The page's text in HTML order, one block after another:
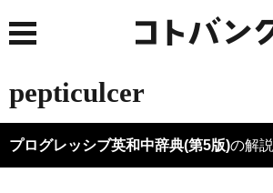
pepticulcer
プログレッシブ英和中辞典(第5版)の解説